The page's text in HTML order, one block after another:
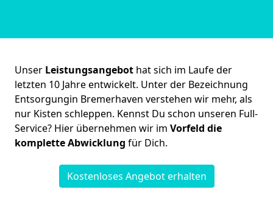
Unser Leistungsangebot hat sich im Laufe der
letzten 10 Jahre entwickelt. Unter der Bezeichnung
Entsorgungin Bremer­haven verstehen wir mehr, als
nur Kisten schleppen. Kennst Du schon unseren Full-
Service? Hier übernehmen wir im Vorfeld die
komplette Abwicklung für Dich.
Kostenloses Angebot erhalten